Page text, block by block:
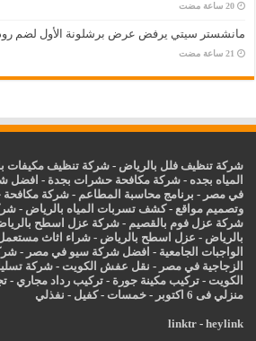
‏20 ساعة مضت
مانشستر سيتي يرفض عرض برشلونة الأول لضم
شركة تنظيف فلل بالرياض -شركة تنظيف مكيفات
المياه بجده -شركة مكافحة حشرات بجدة - افضل
في مصر - برنامج محاسبة المطاعم -شركة
وتصميم مواقع -كشف تسربات المياه بالرياض -
شركة عزل فوم بالقصيم -شركة عزل اسطح
بالرياض - عزل اسطح بالرياض -شراء اثاث
الواجبات الجامعية - افضل شركة سيو في مصر -
الزجاجية في مصر - نقل عفش الكويت -شركة
الكويت -تركيب مكينة جورة -تركيب رداد مجاري -
منزلي فى 6 اكتوبر
-خمسات -كفيل - نفذلي
linktr- heylink